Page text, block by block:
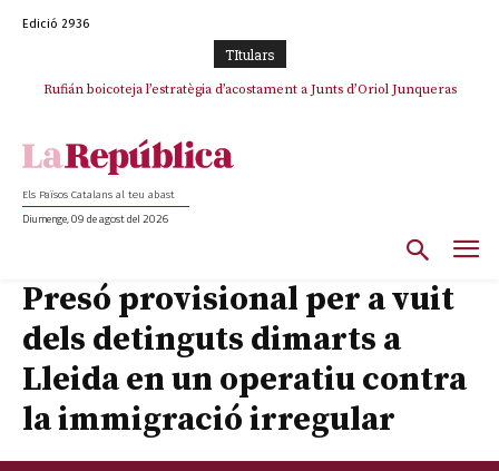
Edició 2936
TItulars
Rufián boicoteja l’estratègia d’acostament a Junts d’Oriol Junqueras
Els Països Catalans al teu abast
Diumenge, 09 de agost del 2026
Presó provisional per a vuit
dels detinguts dimarts a
Lleida en un operatiu contra
la immigració irregular